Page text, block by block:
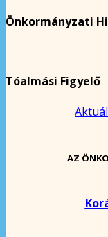
Önkormányzati
Tóalmási Figyelő
AZ